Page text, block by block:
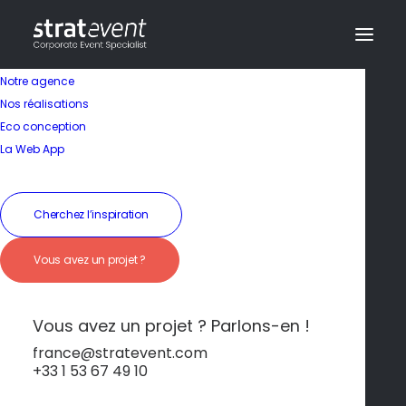
Notre agence
Nos réalisations
Eco conception
La Web App
Cherchez l’inspiration
Vous avez un projet ?
Vous avez un projet ? Parlons-en !
france@stratevent.com
+33 1 53 67 49 10
Course aux Tavernes
– Chasse au Trésor
Gourmande à Porto